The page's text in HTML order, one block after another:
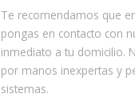
Te recomendamos que
pongas en contacto con
inmediato a tu domicilio.
por manos inexpertas y
sistemas.